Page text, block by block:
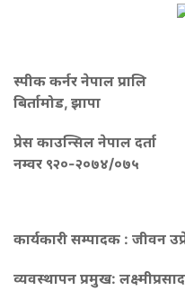
स्पीक कर्नर नेपाल प्रालि
बिर्तामोड, झापा
प्रेस काउन्सिल नेपाल दर्ता
नम्वर ९२०-२०७४/०७५
कार्यकारी सम्पादक : जीवन
व्यवस्थापन प्रमुख: